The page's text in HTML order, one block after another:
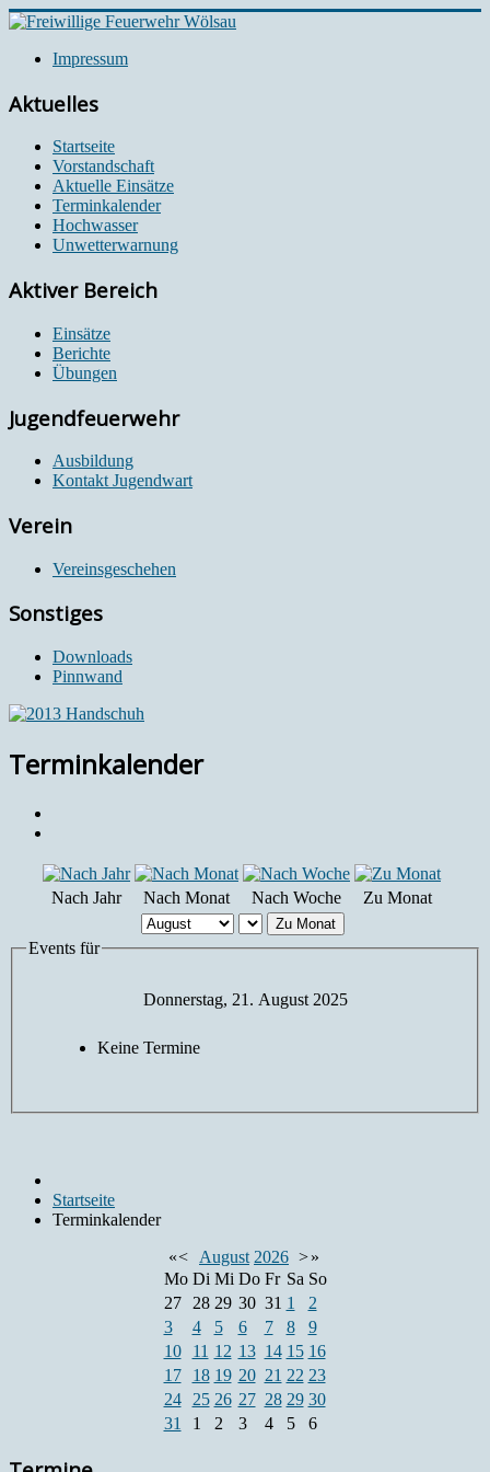
Impressum
Aktuelles
Startseite
Vorstandschaft
Aktuelle Einsätze
Terminkalender
Hochwasser
Unwetterwarnung
Aktiver Bereich
Einsätze
Berichte
Übungen
Jugendfeuerwehr
Ausbildung
Kontakt Jugendwart
Verein
Vereinsgeschehen
Sonstiges
Downloads
Pinnwand
Terminkalender
Nach Jahr Nach Monat Nach Woche Zu Monat
Zu Monat
Events für
Donnerstag, 21. August 2025
Keine Termine
Startseite
Terminkalender
«< August 2026 >»
Mo Di Mi Do Fr Sa So
27
28 29 30 31 1
2
3
4 5 6 7 8
9
10
11 12 13 14 15 16
17
18 19 20 21 22 23
24
25 26 27 28 29 30
31
1 2 3 4 5 6